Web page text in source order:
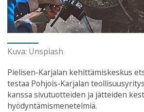
Kuva: Unsplash
Pielisen-Karjalan kehittämiskeskus
testaa Pohjois-Karjalan
kanssa sivutuotteiden ja jätteiden
hyödyntämismenetelmiä.